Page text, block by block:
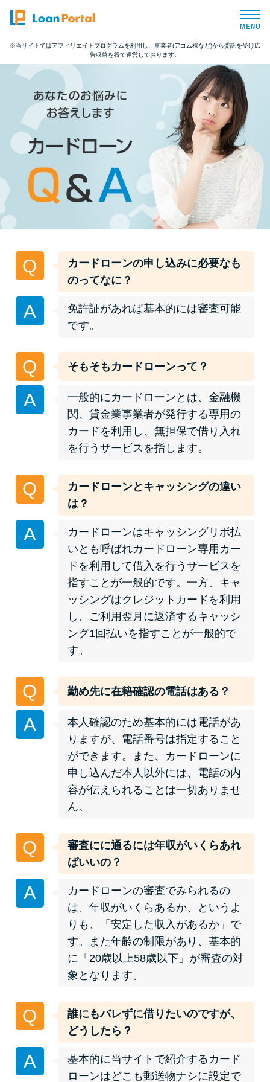
トップページ
おすすめコンテンツ
総合人気ランキング
とにかくすぐ借りたい方向け
バレずに借りたい方向け
便利なコンテンツ
カードローン診断
特集ページ
リボ払いをそのまま払いきると
損！
得した話
ードローン
特集ページ一覧
種類や特徴で探す
銀行カードローンを選ぶべき4つ
無利息期間を利用して利息0円で
お金を借りる3つのポイント
種類・特徴別一覧
その他コラム
処法3つ
家賃払えないが強制退去は避け
たい…市役所に相談より賢い方
法2選
街金とは？絶対審査通る？借金
に悩む人へ街金をおすすめしな
い理由
質屋でお金を借りるには？年利
やシステムをカードローンと比
較
※当サイトではアフィリエイトプログラムを利用し、事業者(アコム様など)から委託を受け広
告収益を得て運営しております。
Q
カードローンの申し込みに必要なも
のってなに？
A
免許証があれば基本的には審査可能
です。
Q そもそもカードローンって？
A
一般的にカードローンとは、金融機
関、貸金業事業者が発行する専用の
カードを利用し、無担保で借り入れ
を行うサービスを指します。
Q
カードローンとキャッシングの違い
は？
A
カードローンはキャッシングリボ払
いとも呼ばれカードローン専用カー
ドを利用して借入を行うサービスを
指すことが一般的です。一方、キャ
ッシングはクレジットカードを利用
し、ご利用翌月に返済するキャッシ
ング1回払いを指すことが一般的で
す。
Q 勤め先に在籍確認の電話はある？
A
本人確認のため基本的には電話があ
りますが、電話番号は指定すること
ができます。また、カードローンに
申し込んだ本人以外には、電話の内
容が伝えられることは一切ありませ
ん。
Q
審査にに通るには年収がいくらあれ
ばいいの？
A
カードローンの審査でみられるの
は、年収がいくらあるか、というよ
りも、「安定した収入があるか」で
す。また年齢の制限があり、基本的
に「20歳以上58歳以下」が審査の対
象となります。
Q
誰にもバレずに借りたいのですが、
どうしたら？
A
基本的に当サイトで紹介するカード
ローンはどこも郵送物ナシに設定で